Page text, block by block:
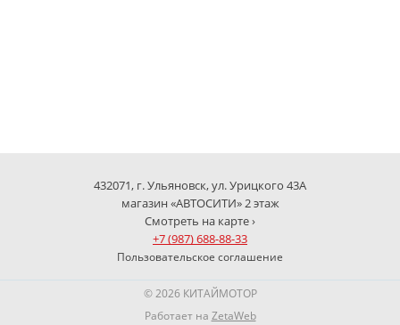
432071, г. Ульяновск, ул. Урицкого 43А
магазин «АВТОСИТИ» 2 этаж
Смотреть на карте ›
+7 (987) 688-88-33
Пользовательское соглашение
© 2026 КИТАЙМОТОР
Работает на ZetaWeb